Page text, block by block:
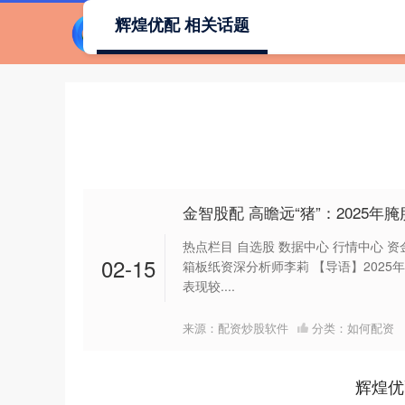
辉煌优配 相关话题
02-15
金智股配 高瞻远“猪”：2025年
热点栏目 自选股 数据中心 行情中心
箱板纸资深分析师李莉 【导语】2025
表现较....
来源：配资炒股软件 分类： 如何配资
辉煌